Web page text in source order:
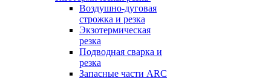
Воздушно-дуговая
строжка и резка
Экзотермическая
резка
Подводная сварка и
резка
Запасные части ARC